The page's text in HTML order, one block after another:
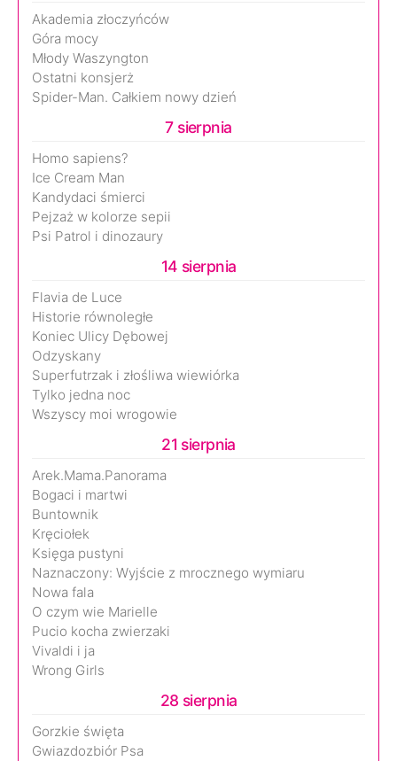
Akademia złoczyńców
Góra mocy
Młody Waszyngton
Ostatni konsjerż
Spider-Man. Całkiem nowy dzień
7 sierpnia
Homo sapiens?
Ice Cream Man
Kandydaci śmierci
Pejzaż w kolorze sepii
Psi Patrol i dinozaury
14 sierpnia
Flavia de Luce
Historie równoległe
Koniec Ulicy Dębowej
Odzyskany
Superfutrzak i złośliwa wiewiórka
Tylko jedna noc
Wszyscy moi wrogowie
21 sierpnia
Arek.Mama.Panorama
Bogaci i martwi
Buntownik
Kręciołek
Księga pustyni
Naznaczony: Wyjście z mrocznego wymiaru
Nowa fala
O czym wie Marielle
Pucio kocha zwierzaki
Vivaldi i ja
Wrong Girls
28 sierpnia
Gorzkie święta
Gwiazdozbiór Psa